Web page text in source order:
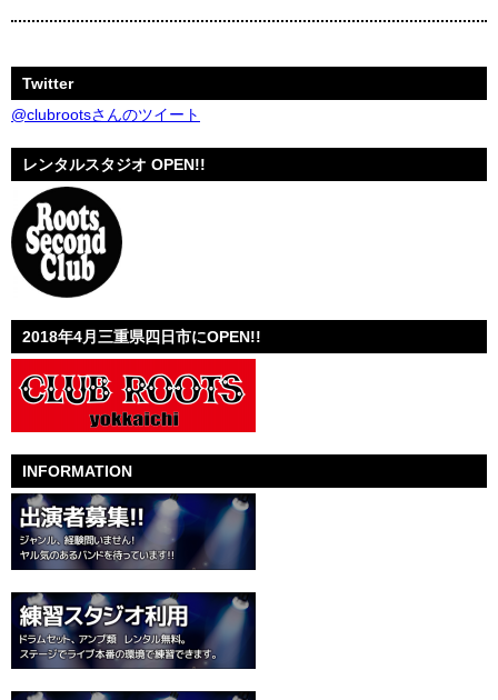
Twitter
@clubrootsさんのツイート
レンタルスタジオ OPEN!!
2018年4月三重県四日市にOPEN!!
INFORMATION